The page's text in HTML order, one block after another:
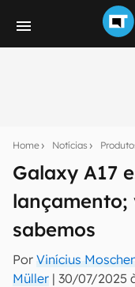
Home Notícias
Galaxy A17
lançamento;
sabemos
Por Vinícius
Müller | 30/07/2025
notícias e
mão.
E-mail